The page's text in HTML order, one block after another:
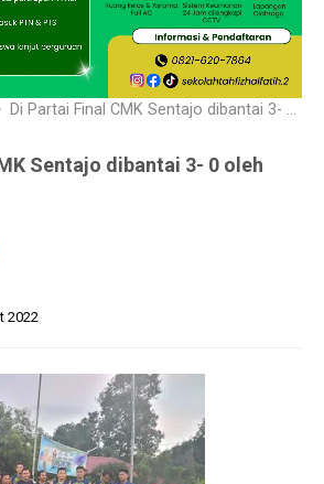
Di Partai Final CMK Sentajo dibantai 3- 0 oleh Kabako.
Sentajo dibantai 3- 0 oleh
2022